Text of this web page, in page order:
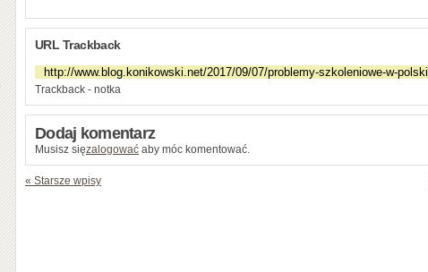
URL Trackback
Trackback - notka
Dodaj komentarz
Musisz sięzalogować aby móc komentować.
« Starsze wpisy